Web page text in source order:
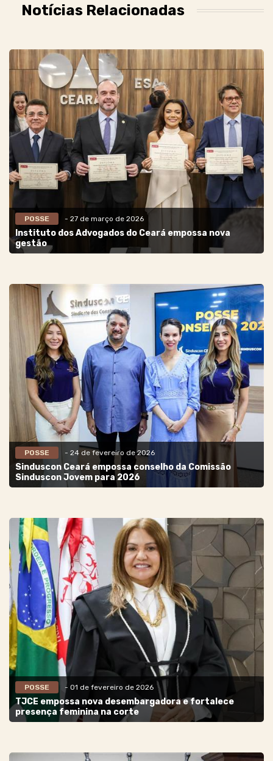
Notícias Relacionadas
POSSE - 27 de março de 2026
Instituto dos Advogados do Ceará empossa nova
gestão
POSSE - 24 de fevereiro de 2026
Sinduscon Ceará empossa conselho da Comissão
Sinduscon Jovem para 2026
POSSE - 01 de fevereiro de 2026
TJCE empossa nova desembargadora e fortalece
presença feminina na corte